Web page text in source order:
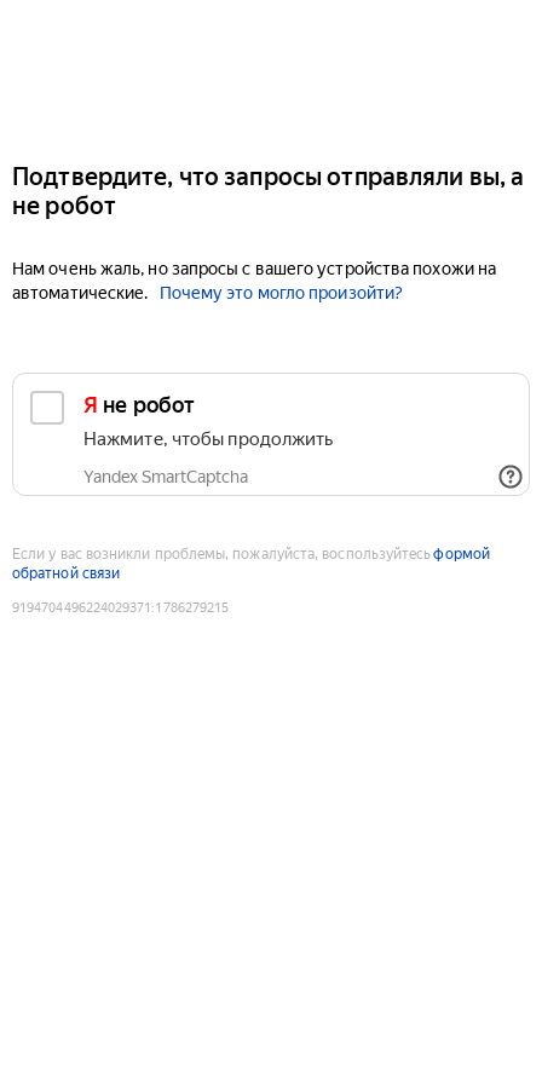
Подтвердите, что запросы отправляли вы, а
не робот
Нам очень жаль, но запросы с вашего устройства похожи на
автоматические.
Почему это могло произойти?
Я не робот
Нажмите, чтобы продолжить
Yandex SmartCaptcha
Если у вас возникли проблемы, пожалуйста, воспользуйтесьформой
обратной связи
9194704496224029371 :1786279215